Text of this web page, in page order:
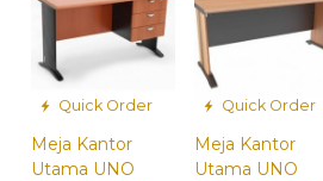
Quick Order
Meja Kantor
Utama UNO
Quick Order
Meja Kantor
Utama UNO